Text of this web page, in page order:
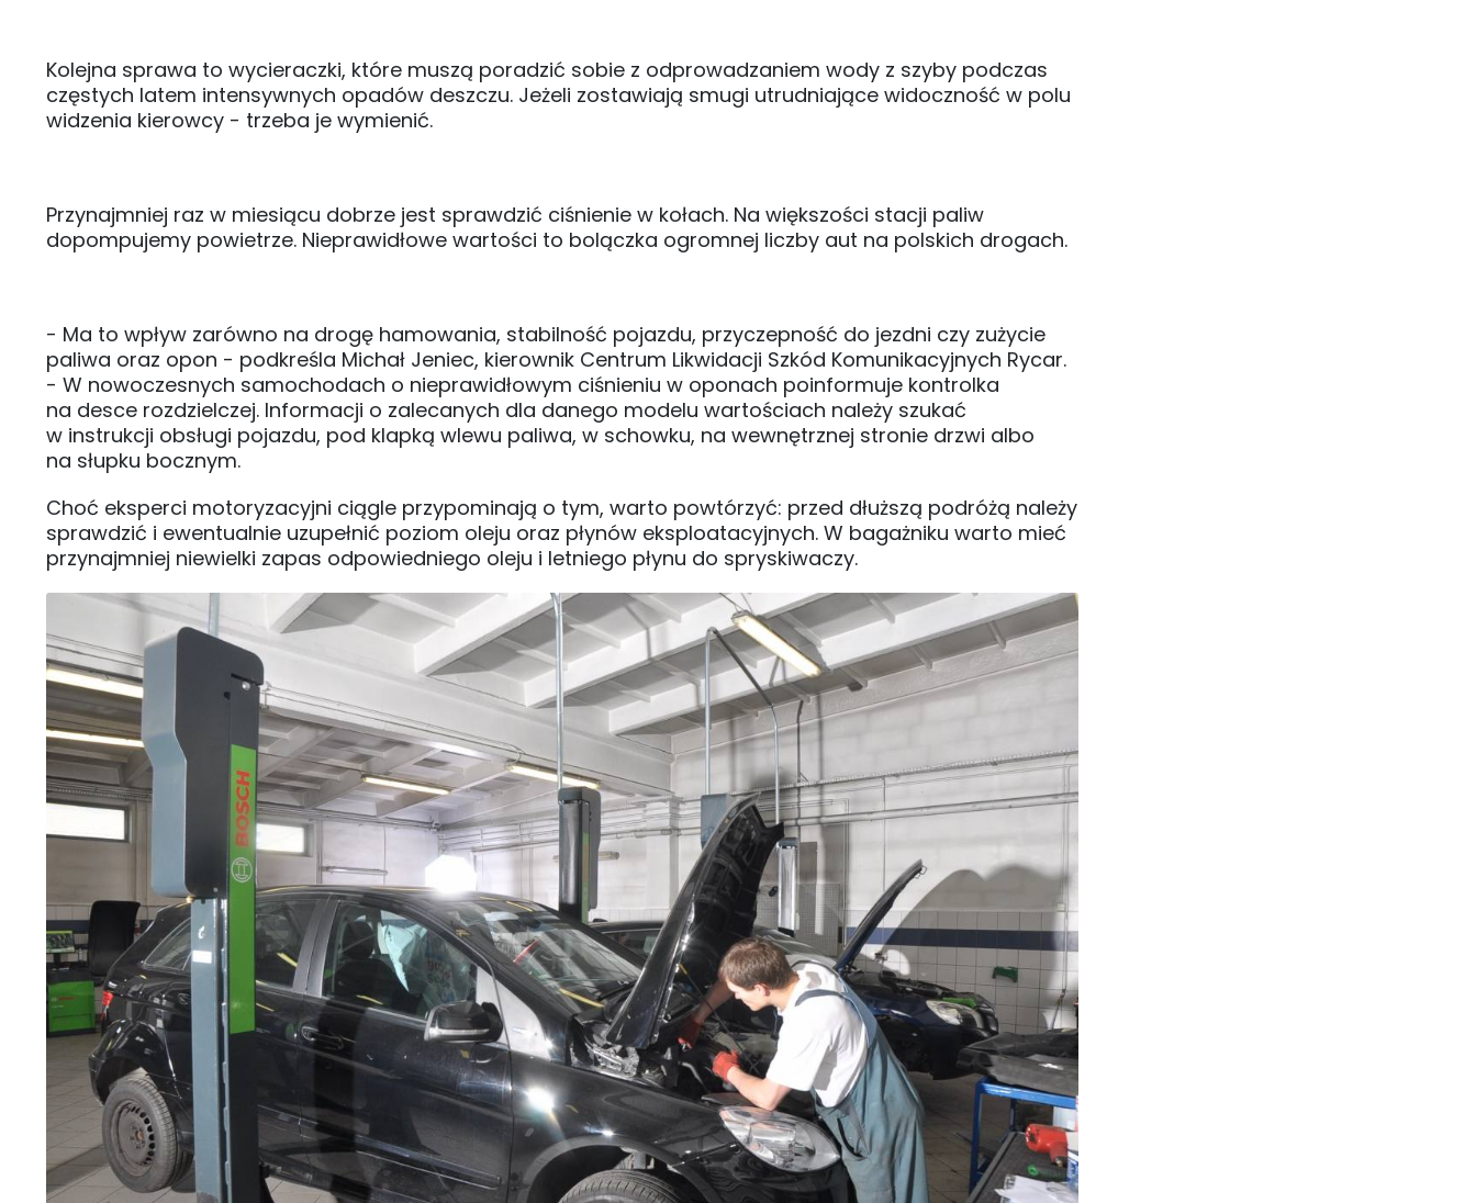
Kolejna sprawa to wycieraczki, które muszą poradzić sobie z odprowadzaniem wody z szyby podczas
częstych latem intensywnych opadów deszczu. Jeżeli zostawiają smugi utrudniające widoczność w polu
widzenia kierowcy - trzeba je wymienić.
Przynajmniej raz w miesiącu dobrze jest sprawdzić ciśnienie w kołach. Na większości stacji paliw
dopompujemy powietrze. Nieprawidłowe wartości to bolączka ogromnej liczby aut na polskich drogach.
- Ma to wpływ zarówno na drogę hamowania, stabilność pojazdu, przyczepność do jezdni czy zużycie
paliwa oraz opon - podkreśla Michał Jeniec, kierownik Centrum Likwidacji Szkód Komunikacyjnych Rycar.
- W nowoczesnych samochodach o nieprawidłowym ciśnieniu w oponach poinformuje kontrolka
na desce rozdzielczej. Informacji o zalecanych dla danego modelu wartościach należy szukać
w instrukcji obsługi pojazdu, pod klapką wlewu paliwa, w schowku, na wewnętrznej stronie drzwi albo
na słupku bocznym.
Choć eksperci motoryzacyjni ciągle przypominają o tym, warto powtórzyć: przed dłuższą podróżą należy
sprawdzić i ewentualnie uzupełnić poziom oleju oraz płynów eksploatacyjnych. W bagażniku warto mieć
przynajmniej niewielki zapas odpowiedniego oleju i letniego płynu do spryskiwaczy.